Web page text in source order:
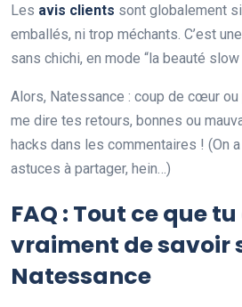
Les avis clients sont globalement
emballés, ni trop méchants. C’est
sans chichi, en mode “la beauté
Alors, Natessance : coup de cœur
me dire tes retours, bonnes ou
hacks dans les commentaires ! (On
astuces à partager, hein…)
FAQ : Tout ce que
vraiment de savoir
Natessance